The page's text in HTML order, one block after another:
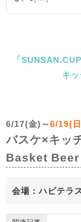
「
キ
6/17(金)～6/19(
バスケ×キッ
Basket Beer
会場：ハピテラ